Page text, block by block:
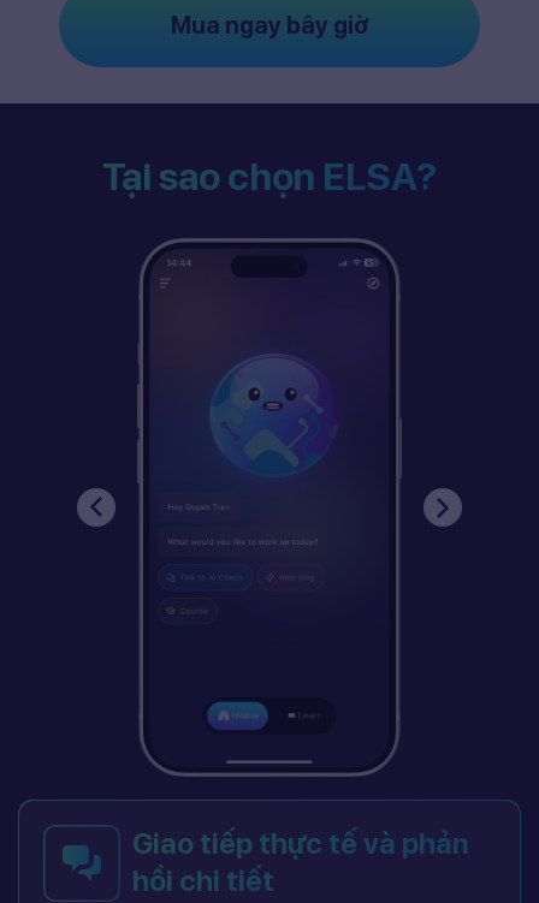
Mua ngay bây giờ
Tại sao chọn ELSA?
Giao tiếp thực tế và phản
hồi chi tiết